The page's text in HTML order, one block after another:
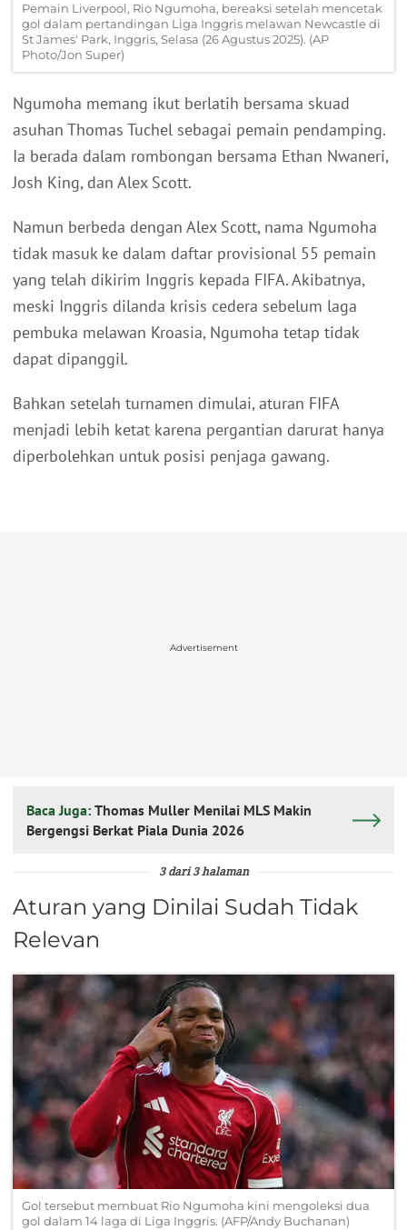
Pemain Liverpool, Rio Ngumoha, bereaksi setelah mencetak
gol dalam pertandingan Liga Inggris melawan Newcastle di
St James' Park, Inggris, Selasa (26 Agustus 2025). (AP
Photo/Jon Super)
Ngumoha memang ikut berlatih bersama skuad
asuhan Thomas Tuchel sebagai pemain pendamping.
Ia berada dalam rombongan bersama Ethan Nwaneri,
Josh King, dan Alex Scott.
Namun berbeda dengan Alex Scott, nama Ngumoha
tidak masuk ke dalam daftar provisional 55 pemain
yang telah dikirim Inggris kepada FIFA. Akibatnya,
meski Inggris dilanda krisis cedera sebelum laga
pembuka melawan Kroasia, Ngumoha tetap tidak
dapat dipanggil.
Bahkan setelah turnamen dimulai, aturan FIFA
menjadi lebih ketat karena pergantian darurat hanya
diperbolehkan untuk posisi penjaga gawang.
Advertisement
Baca Juga: Thomas Muller Menilai MLS Makin
Bergengsi Berkat Piala Dunia 2026
3 dari 3 halaman
Aturan yang Dinilai Sudah Tidak
Relevan
Gol tersebut membuat Rio Ngumoha kini mengoleksi dua
gol dalam 14 laga di Liga Inggris. (AFP/Andy Buchanan)